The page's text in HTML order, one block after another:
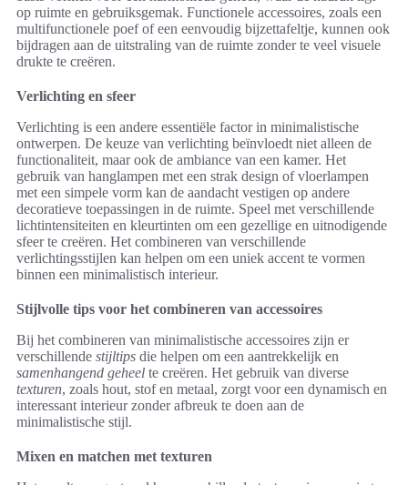
op ruimte en gebruiksgemak. Functionele accessoires, zoals een
multifunctionele poef of een eenvoudig bijzettafeltje, kunnen ook
bijdragen aan de uitstraling van de ruimte zonder te veel visuele
drukte te creëren.
Verlichting en sfeer
Verlichting is een andere essentiële factor in minimalistische
ontwerpen. De keuze van verlichting beïnvloedt niet alleen de
functionaliteit, maar ook de ambiance van een kamer. Het
gebruik van hanglampen met een strak design of vloerlampen
met een simpele vorm kan de aandacht vestigen op andere
decoratieve toepassingen in de ruimte. Speel met verschillende
lichtintensiteiten en kleurtinten om een gezellige en uitnodigende
sfeer te creëren. Het combineren van verschillende
verlichtingsstijlen kan helpen om een uniek accent te vormen
binnen een minimalistisch interieur.
Stijlvolle tips voor het combineren van accessoires
Bij het combineren van minimalistische accessoires zijn er
verschillende stijltips die helpen om een aantrekkelijk en
samenhangend geheel te creëren. Het gebruik van diverse
texturen, zoals hout, stof en metaal, zorgt voor een dynamisch en
interessant interieur zonder afbreuk te doen aan de
minimalistische stijl.
Mixen en matchen met texturen